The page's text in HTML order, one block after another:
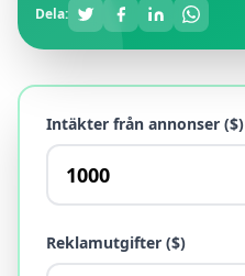
Dela:
Intäkter från annonser ($)
Reklamutgifter ($)